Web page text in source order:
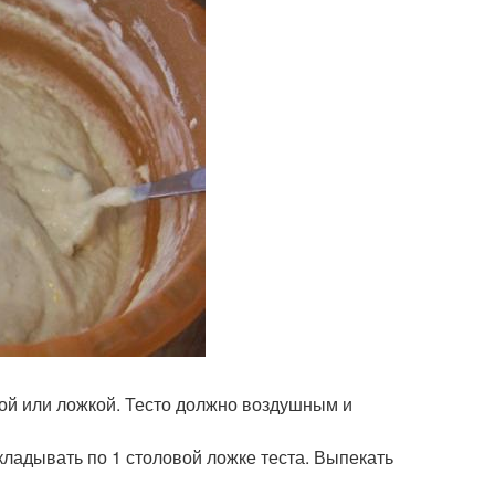
или ложкой. Тесто должно воздушным и
по 1 столовой ложке теста. Выпекать